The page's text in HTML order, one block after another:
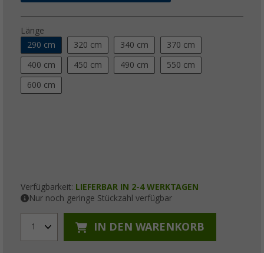
Länge
290 cm
320 cm 340 cm 370 cm
400 cm 450 cm 490 cm 550 cm
600 cm
Verfügbarkeit: LIEFERBAR IN 2-4 WERKTAGEN
Nur noch geringe Stückzahl verfügbar
1 IN DEN WARENKORB